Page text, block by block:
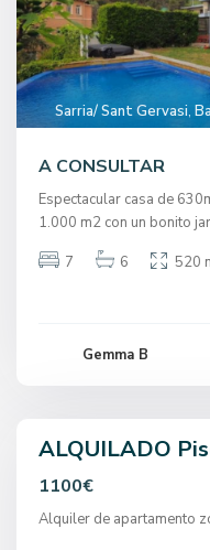
Sarria/ Sant Gervasi,
A CONSULTAR
Espectacular casa de
1.000 m2 con un bonito
7
6 520
Gemma B
S
r
r
a
/
S
a
n
ALQUILADO
1100€
Alquiler de apartamento
S
n
t
s
,